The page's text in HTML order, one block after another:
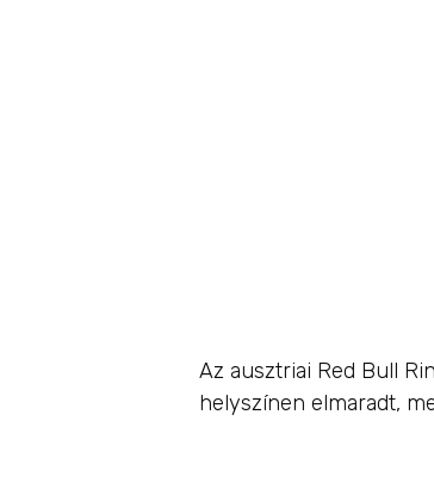
Az ausztriai Red Bull
helyszínen elmaradt,